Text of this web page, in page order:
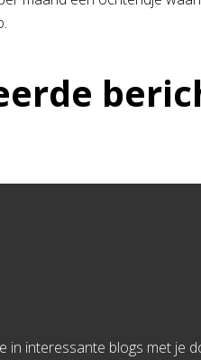
in interessante blogs met je